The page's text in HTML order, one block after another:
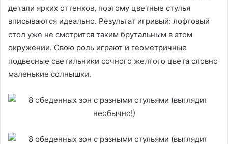
детали ярких оттенков, поэтому цветные стулья
вписываются идеально. Результат игривый: лофтовый
стол уже не смотрится таким брутальным в этом
окружении. Свою роль играют и геометричные
подвесные светильники сочного желтого цвета словно
маленькие солнышки.